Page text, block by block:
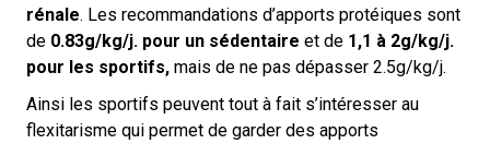
rénale. Les recommandations d’apports protéiques sont
de 0.83g/kg/j. pour un sédentaire et de 1,1 à 2g/kg/j.
pour les sportifs, mais de ne pas dépasser 2.5g/kg/j.
Ainsi les sportifs peuvent tout à fait s’intéresser au
flexitarisme qui permet de garder des apports